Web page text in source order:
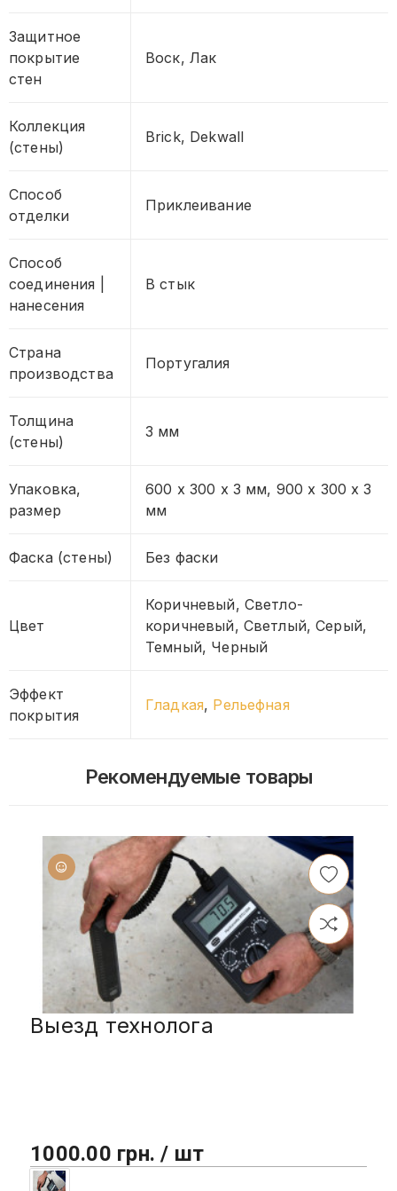
Защитное
покрытие
стен
Воск, Лак
Коллекция
(стены)
Brick, Dekwall
Способ
отделки
Приклеивание
Способ
соединения |
нанесения
В стык
Страна
производства
Португалия
Толщина
(стены)
3 мм
Упаковка,
размер
600 х 300 х 3 мм, 900 х 300 х 3
мм
Фаска (стены) Без фаски
Цвет
Коричневый, Светло-
коричневый, Светлый, Серый,
Темный, Черный
Эффект
покрытия
Гладкая, Рельефная
Рекомендуемые товары
Выезд технолога
1000.00 грн. / шт